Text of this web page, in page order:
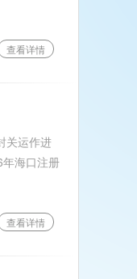
查看详情
关运作进
海口注册
查看详情